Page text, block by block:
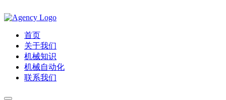
首页
关于我们
机械知识
机械自动化
联系我们